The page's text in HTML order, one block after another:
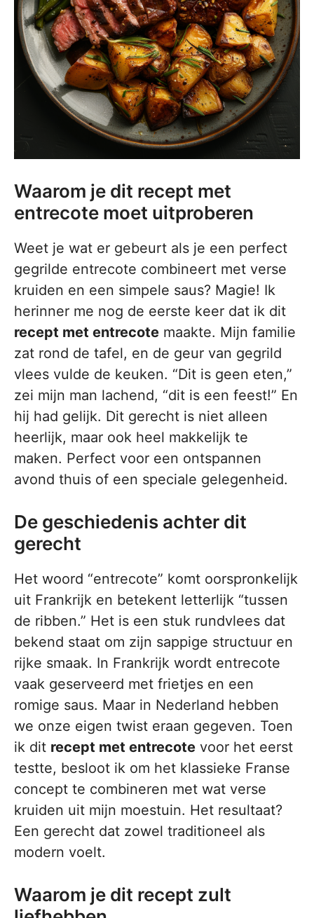
Waarom je dit recept met
entrecote moet uitproberen
Weet je wat er gebeurt als je een perfect
gegrilde entrecote combineert met verse
kruiden en een simpele saus? Magie! Ik
herinner me nog de eerste keer dat ik dit
recept met entrecote maakte. Mijn familie
zat rond de tafel, en de geur van gegrild
vlees vulde de keuken. “Dit is geen eten,”
zei mijn man lachend, “dit is een feest!” En
hij had gelijk. Dit gerecht is niet alleen
heerlijk, maar ook heel makkelijk te
maken. Perfect voor een ontspannen
avond thuis of een speciale gelegenheid.
De geschiedenis achter dit
gerecht
Het woord “entrecote” komt oorspronkelijk
uit Frankrijk en betekent letterlijk “tussen
de ribben.” Het is een stuk rundvlees dat
bekend staat om zijn sappige structuur en
rijke smaak. In Frankrijk wordt entrecote
vaak geserveerd met frietjes en een
romige saus. Maar in Nederland hebben
we onze eigen twist eraan gegeven. Toen
ik dit recept met entrecote voor het eerst
testte, besloot ik om het klassieke Franse
concept te combineren met wat verse
kruiden uit mijn moestuin. Het resultaat?
Een gerecht dat zowel traditioneel als
modern voelt.
Waarom je dit recept zult